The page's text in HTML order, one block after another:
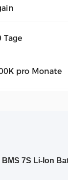
Tage
pro Monate
7S Li-Ion